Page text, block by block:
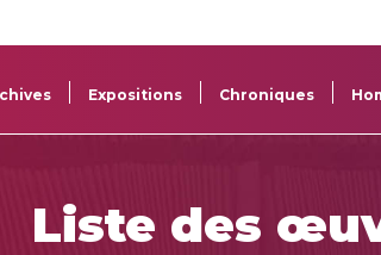
Sacem
projets
Expositions Chroniques
Liste des